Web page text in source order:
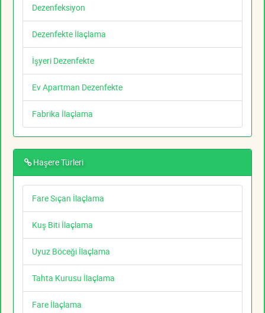
Dezenfeksiyon
Dezenfekte İlaçlama
İşyeri Dezenfekte
Ev Apartman Dezenfekte
Fabrika İlaçlama
Haşere Türleri
Fare Sıçan İlaçlama
Kuş Biti İlaçlama
Uyuz Böceği İlaçlama
Tahta Kurusu İlaçlama
Fare İlaçlama